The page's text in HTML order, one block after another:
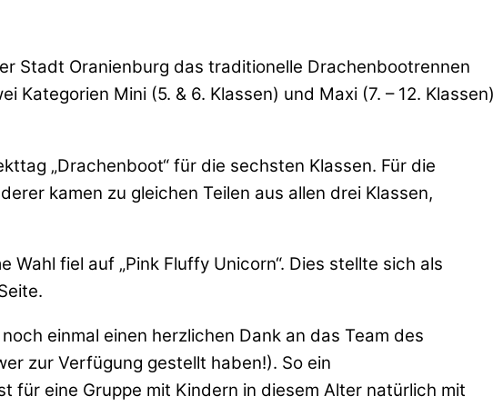
Stadt Oranienburg das traditionelle Drachenbootrennen
Mini (5. & 6. Klassen) und Maxi (7. – 12. Klassen)
„Drachenboot“ für die sechsten Klassen. Für die
kamen zu gleichen Teilen aus allen drei Klassen,
fiel auf „Pink Fluffy Unicorn“. Dies stellte sich als
einmal einen herzlichen Dank an das Team des
zur Verfügung gestellt haben!). So ein
für eine Gruppe mit Kindern in diesem Alter natürlich mit